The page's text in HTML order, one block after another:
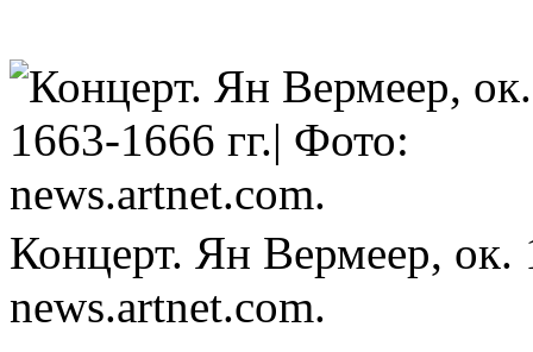
Концерт. Ян Вермеер, ок.
news.artnet.com.